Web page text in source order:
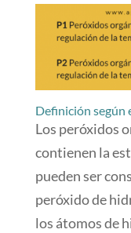
Definición según
Los peróxidos
contienen la
pueden ser
peróxido de
los átomos de